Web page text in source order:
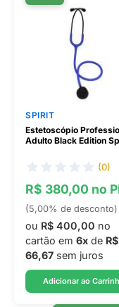
SPIRIT
Estetoscópio
Adulto Black Edition
(0)
R$ 380,00 no
(5,00% de desconto)
ou R$ 400,00 no
cartão em 6x de R$
66,67 sem juros
Adicionar ao